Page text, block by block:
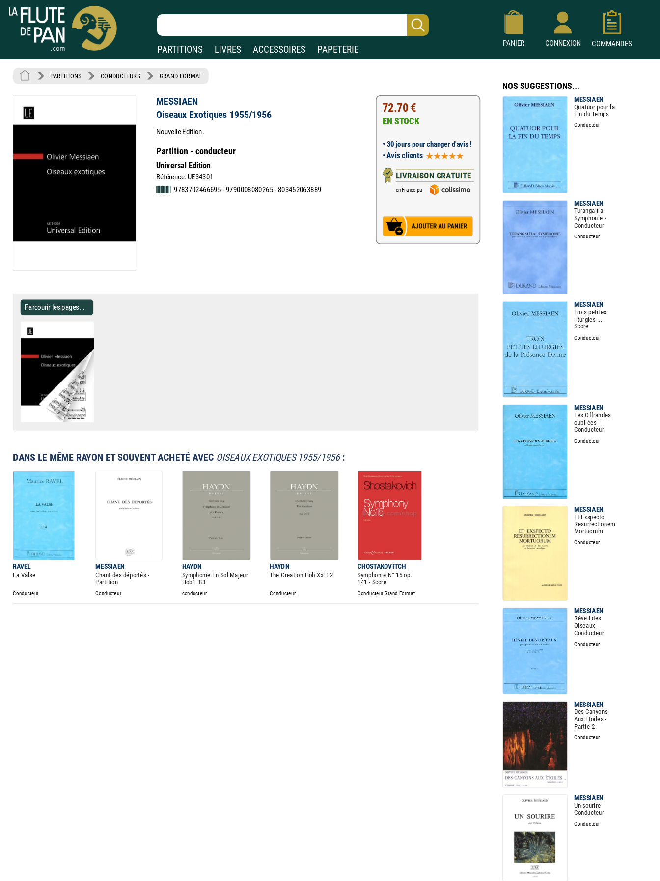
PARTITIONS LIVRES ACCESSOIRES PAPETERIE
PANIER CONNEXION COMMANDES
PARTITIONS CONDUCTEURS GRAND FORMAT
MESSIAEN
Oiseaux Exotiques 1955/1956
Nouvelle Edition.
Partition - conducteur
Universal Edition
Référence: UE34301
9783702466695 - 9790008080265 - 803452063889
72.70 €
EN STOCK
• 30 jours pour changer d'avis !
•Avis clients
LIVRAISON GRATUITE
en France par
Parcourir les pages...
DANS LE MÊME RAYON ET SOUVENT ACHETÉ AVEC OISEAUX EXOTIQUES 1955/1956:
RAVEL MESSIAEN HAYDN HAYDN CHOSTAKOVITCH
La Valse
Chant des déportés -
Partition
Symphonie En Sol Majeur
Hob1 :83
The Creation Hob Xxi : 2
Symphonie N° 15 op.
141 - Score
Conducteur Conducteur conducteur Conducteur Conducteur Grand Format
NOS SUGGESTIONS...
MESSIAEN
Quatuor pour la
Fin du Temps
Conducteur
MESSIAEN
Turangalîla-
Symphonie -
Conducteur
Conducteur
MESSIAEN
Trois petites
liturgies ... -
Score
Conducteur
MESSIAEN
Les Offrandes
oubliées -
Conducteur
Conducteur
MESSIAEN
Et Exspecto
Resurrectionem
Mortuorum
Conducteur
MESSIAEN
Réveil des
Oiseaux -
Conducteur
Conducteur
MESSIAEN
Des Canyons
Aux Etoiles -
Partie 2
Conducteur
MESSIAEN
Un sourire -
Conducteur
Conducteur